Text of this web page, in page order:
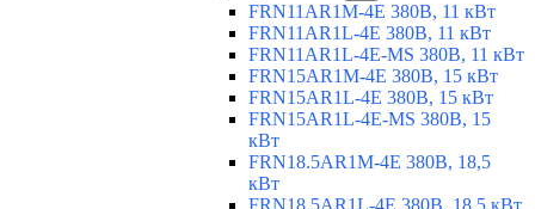
FRN11AR1M-4E 380В, 11 кВт
FRN11AR1L-4E 380В, 11 кВт
FRN11AR1L-4E-MS 380В, 11 кВт
FRN15AR1M-4E 380В, 15 кВт
FRN15AR1L-4E 380В, 15 кВт
FRN15AR1L-4E-MS 380В, 15
кВт
FRN18.5AR1M-4E 380В, 18,5
кВт